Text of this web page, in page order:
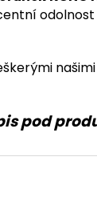
odolnost
pod